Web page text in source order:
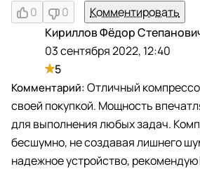
0
0 Комментировать
Кириллов Фёдор
03 сентября 2022, 12:40
5
Отличный
своей покупкой. Мощность
для выполнения любых задач.
бесшумно, не создавая лишнего
надежное устройство,